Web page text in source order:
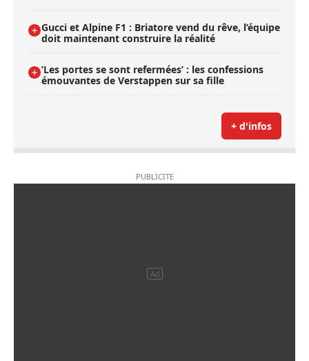
Gucci et Alpine F1 : Briatore vend du rêve, l’équipe
doit maintenant construire la réalité
’Les portes se sont refermées’ : les confessions
émouvantes de Verstappen sur sa fille
+ d'infos